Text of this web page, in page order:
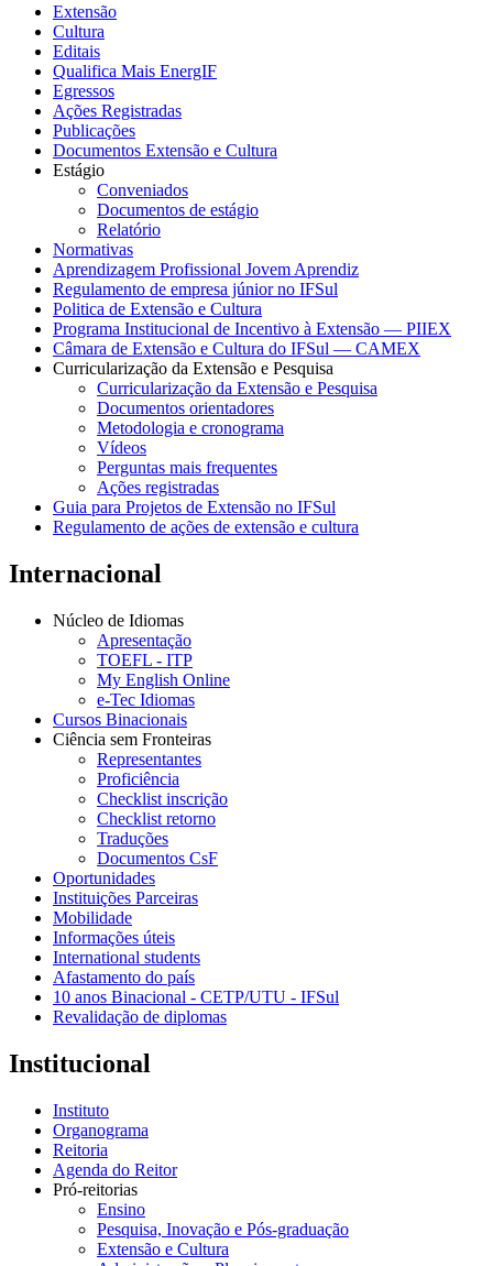
Extensão
Cultura
Editais
Qualifica Mais EnergIF
Egressos
Ações Registradas
Publicações
Documentos Extensão e Cultura
Estágio
Conveniados
Documentos de estágio
Relatório
Normativas
Aprendizagem Profissional Jovem Aprendiz
Regulamento de empresa júnior no IFSul
Politica de Extensão e Cultura
Programa Institucional de Incentivo à Extensão — PIIEX
Câmara de Extensão e Cultura do IFSul — CAMEX
Curricularização da Extensão e Pesquisa
Curricularização da Extensão e Pesquisa
Documentos orientadores
Metodologia e cronograma
Vídeos
Perguntas mais frequentes
Ações registradas
Guia para Projetos de Extensão no IFSul
Regulamento de ações de extensão e cultura
Internacional
Núcleo de Idiomas
Apresentação
TOEFL - ITP
My English Online
e-Tec Idiomas
Cursos Binacionais
Ciência sem Fronteiras
Representantes
Proficiência
Checklist inscrição
Checklist retorno
Traduções
Documentos CsF
Oportunidades
Instituições Parceiras
Mobilidade
Informações úteis
International students
Afastamento do país
10 anos Binacional - CETP/UTU - IFSul
Revalidação de diplomas
Institucional
Instituto
Organograma
Reitoria
Agenda do Reitor
Pró-reitorias
Ensino
Pesquisa, Inovação e Pós-graduação
Extensão e Cultura